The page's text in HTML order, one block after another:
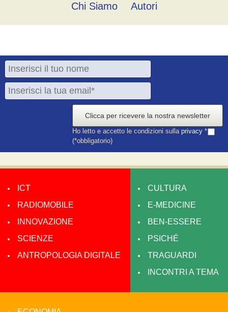
Chi Siamo Autori
Clicca per ricevere la nostra newsletter
Ho letto e accetto le condizioni sulla privacy *
(*obbligatorio)
ICT
RADIOMOBILE
INNOVAZIONE
SCIENZE
ANTROPOLOGIA DIGITALE
CULTURA
E-MEDICINE
BEN-ESSERE
PSICHÉ
TRAGUARDI
INCONTRI A TEMA